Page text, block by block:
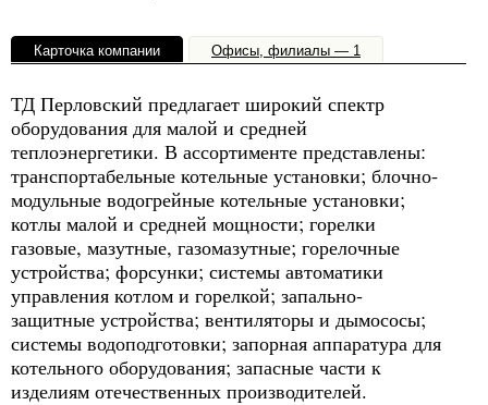
Карточка компании Офисы, филиалы — 1
ТД Перловский предлагает широкий спектр
оборудования для малой и средней
теплоэнергетики. В ассортименте представлены:
транспортабельные котельные установки; блочно-
модульные водогрейные котельные установки;
котлы малой и средней мощности; горелки
газовые, мазутные, газомазутные; горелочные
устройства; форсунки; системы автоматики
управления котлом и горелкой; запально-
защитные устройства; вентиляторы и дымососы;
системы водоподготовки; запорная аппаратура для
котельного оборудования; запасные части к
изделиям отечественных производителей.